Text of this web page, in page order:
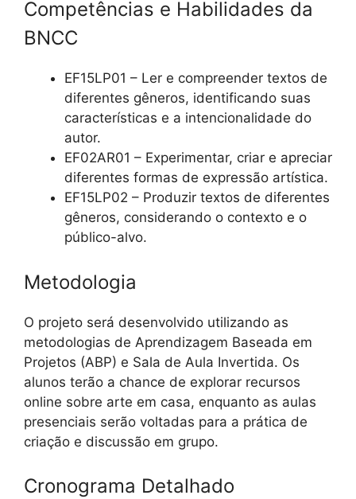
Competências e Habilidades da
BNCC
EF15LP01 – Ler e compreender textos de
diferentes gêneros, identificando suas
características e a intencionalidade do
autor.
EF02AR01 – Experimentar, criar e apreciar
diferentes formas de expressão artística.
EF15LP02 – Produzir textos de diferentes
gêneros, considerando o contexto e o
público-alvo.
Metodologia
O projeto será desenvolvido utilizando as
metodologias de Aprendizagem Baseada em
Projetos (ABP) e Sala de Aula Invertida. Os
alunos terão a chance de explorar recursos
online sobre arte em casa, enquanto as aulas
presenciais serão voltadas para a prática de
criação e discussão em grupo.
Cronograma Detalhado